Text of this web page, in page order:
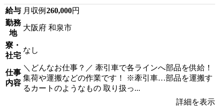
給与 月収例 260,000円
勤務
地
大阪府 和泉市
寮・
社宅
なし
仕事
内容
＼どんなお仕事？／ 牽引車で各ラインへ部品を供給！
集荷や運搬などの作業です！ ※牽引車…部品を運搬す
るカートのようなもの 取り扱っ...
詳細を表示